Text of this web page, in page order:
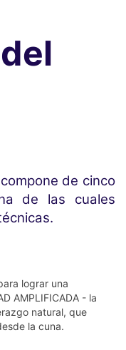
de cinco
de las cuales
lograr una
AMPLIFICADA - la
natural, que
la cuna.